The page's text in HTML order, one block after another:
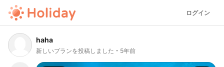
ログイン
haha
新しいプランを投稿しました 5年前